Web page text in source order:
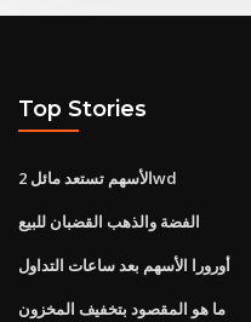
Top Stories
الأسهم تستعد مائل 2wd
الفضة والذهب القضبان للبيع
أورورا الأسهم بعد ساعات التداول
ما هو المقصود بتخفيف المخزون